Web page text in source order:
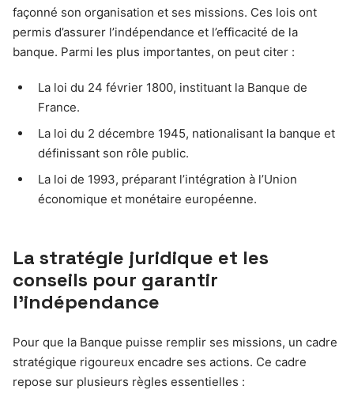
façonné son organisation et ses missions. Ces lois ont
permis d’assurer l’indépendance et l’efficacité de la
banque. Parmi les plus importantes, on peut citer :
La loi du 24 février 1800, instituant la Banque de
France.
La loi du 2 décembre 1945, nationalisant la banque et
définissant son rôle public.
La loi de 1993, préparant l’intégration à l’Union
économique et monétaire européenne.
La stratégie juridique et les
conseils pour garantir
l’indépendance
Pour que la Banque puisse remplir ses missions, un cadre
stratégique rigoureux encadre ses actions. Ce cadre
repose sur plusieurs règles essentielles :